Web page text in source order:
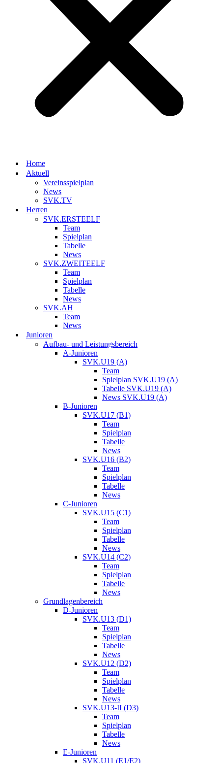
Home
Aktuell
Vereinsspielplan
News
SVK.TV
Herren
SVK.ERSTEELF
Team
Spielplan
Tabelle
News
SVK.ZWEITEELF
Team
Spielplan
Tabelle
News
SVK.AH
Team
News
Junioren
Aufbau- und Leistungsbereich
A-Junioren
SVK.U19 (A)
Team
Spielplan SVK.U19 (A)
Tabelle SVK.U19 (A)
News SVK.U19 (A)
B-Junioren
SVK.U17 (B1)
Team
Spielplan
Tabelle
News
SVK.U16 (B2)
Team
Spielplan
Tabelle
News
C-Junioren
SVK.U15 (C1)
Team
Spielplan
Tabelle
News
SVK.U14 (C2)
Team
Spielplan
Tabelle
News
Grundlagenbereich
D-Junioren
SVK.U13 (D1)
Team
Spielplan
Tabelle
News
SVK.U12 (D2)
Team
Spielplan
Tabelle
News
SVK.U13-II (D3)
Team
Spielplan
Tabelle
News
E-Junioren
SVK.U11 (E1/E2)